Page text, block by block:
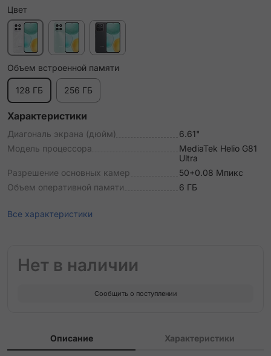
Цвет
Объем встроенной памяти
128 ГБ 256 ГБ
Характеристики
Диагональ экрана (дюйм)
6.61"
Модель процессора
MediaTek Helio G81
Ultra
Разрешение основных камер
50+0.08 Мпикс
Объем оперативной памяти
6 ГБ
Все характеристики
Нет в наличии
Сообщить о поступлении
Описание Характеристики